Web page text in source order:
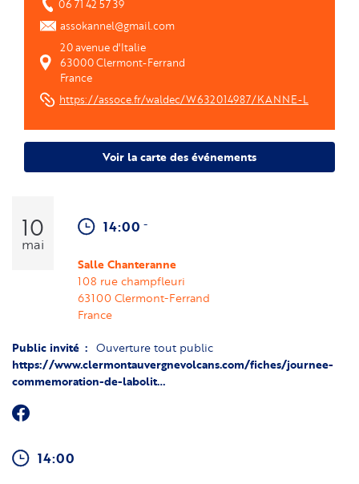
06 71 42 57 39
assokannel@gmail.com
20 avenue d'Italie
63000Clermont-Ferrand
France
https://assoce.fr/waldec/W632014987/KANNE-L
Voir la carte des événements
10
mai
14:00 -
Salle Chanteranne
108 rue champfleuri
63100 Clermont-Ferrand
France
Public invité Ouverture tout public
https://www.clermontauvergnevolcans.com/fiches/journee-
commemoration-de-labolit…
14:00